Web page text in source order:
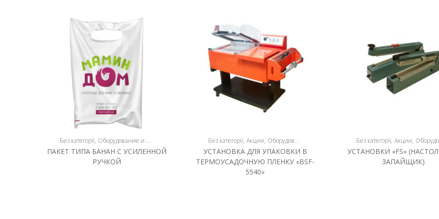
Без категорії Оборудование и продукция
ПАКЕТ ТИПА БАНАН С УСИЛЕННОЙ
РУЧКОЙ
Без категорії Акции Оборудование Оборудование и продукция
УСТАНОВКА ДЛЯ УПАКОВКИ В
ТЕРМОУСАДОЧНУЮ ПЛЕНКУ «BSF-
5540»
Без категорії Акции
УСТАНОВКИ «FS»
ЗАПАЙЩИК)